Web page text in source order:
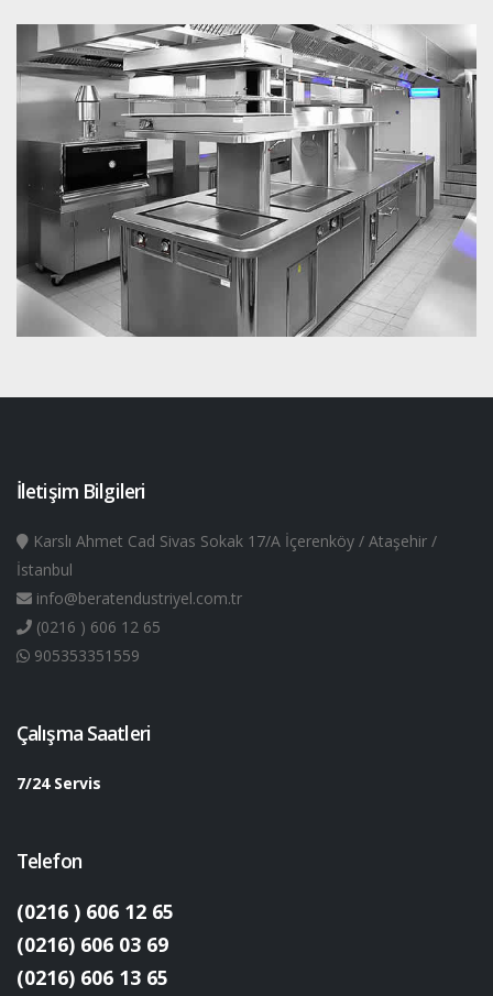
İletişim Bilgileri
Karslı Ahmet Cad Sivas Sokak 17/A İçerenköy / Ataşehir /
İstanbul
info@beratendustriyel.com.tr
(0216 ) 606 12 65
905353351559
Çalışma Saatleri
7/24 Servis
Telefon
(0216 ) 606 12 65
(0216) 606 03 69
(0216) 606 13 65